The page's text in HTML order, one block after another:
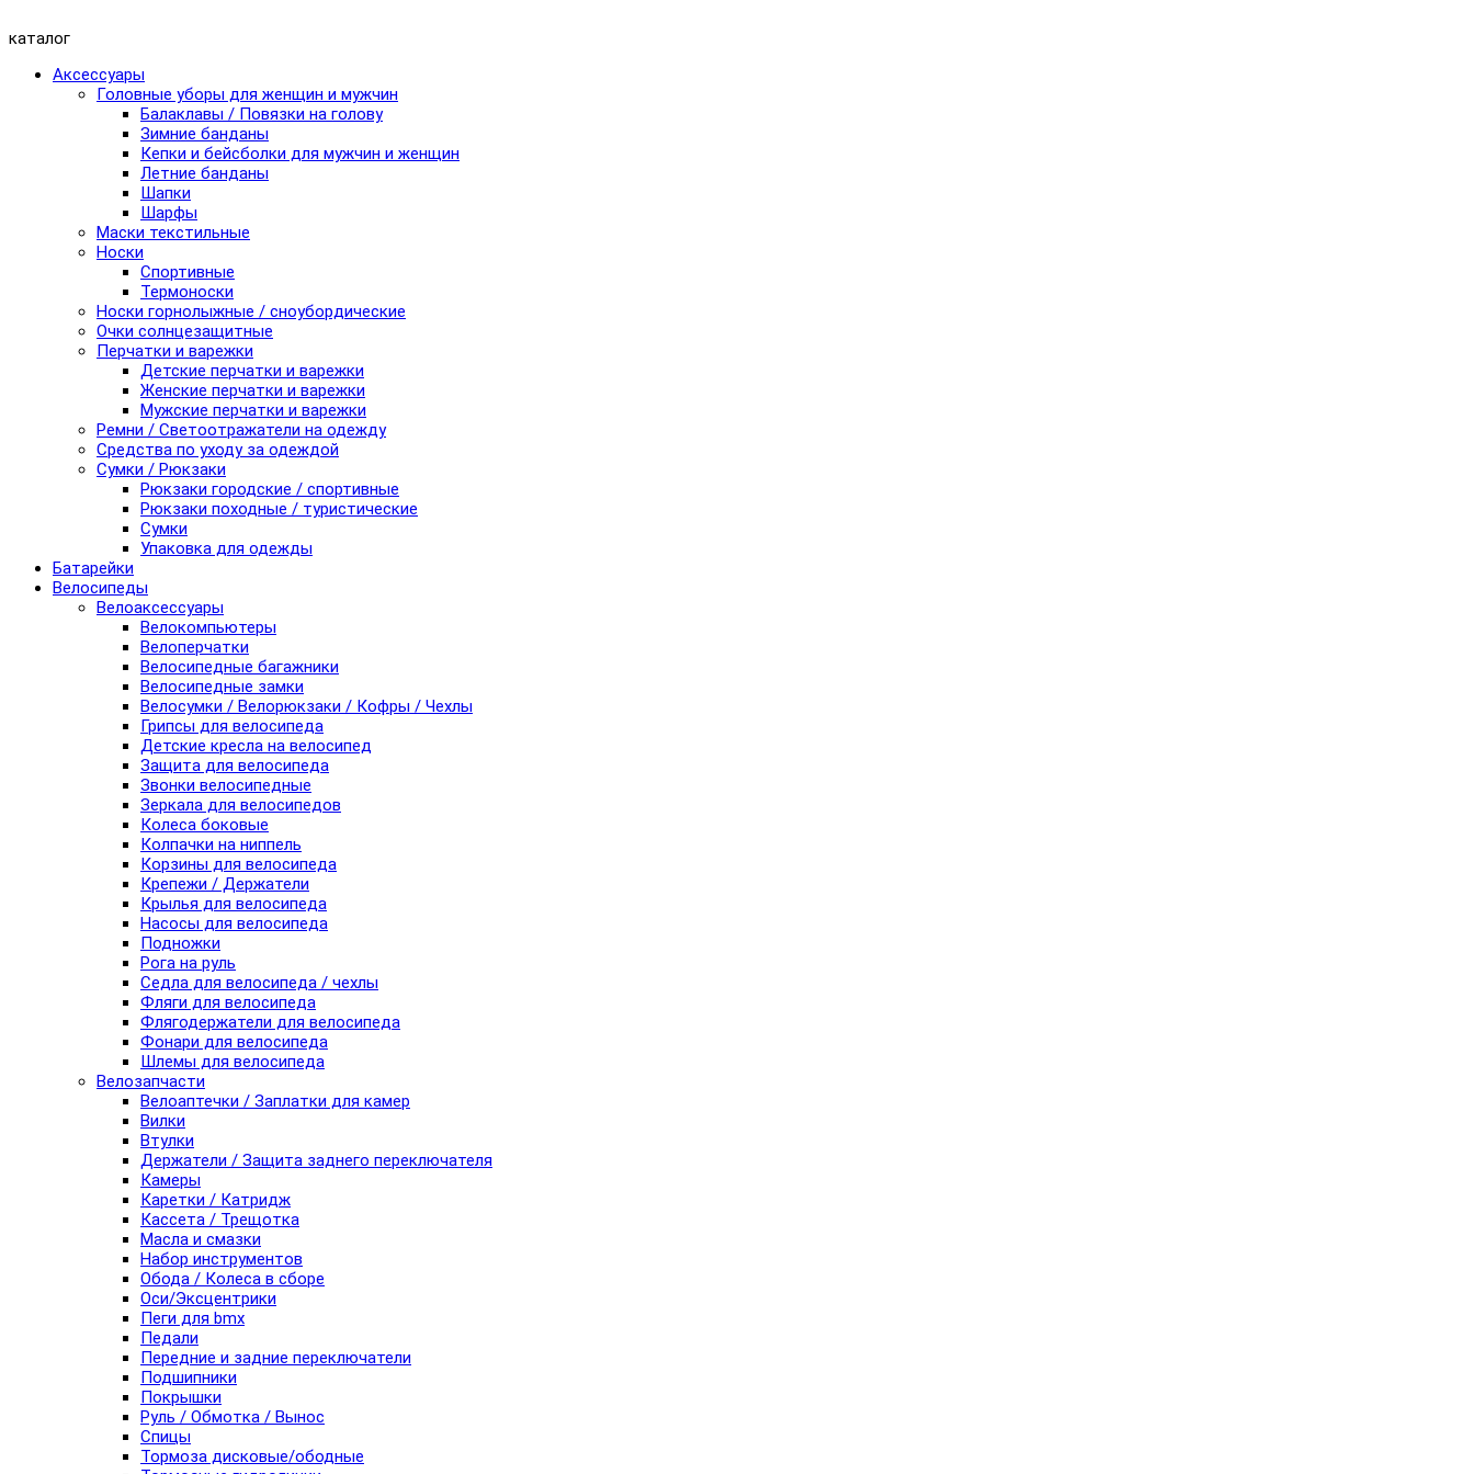
каталог
Аксессуары
Головные уборы для женщин и мужчин
Балаклавы / Повязки на голову
Зимние банданы
Кепки и бейсболки для мужчин и женщин
Летние банданы
Шапки
Шарфы
Маски текстильные
Носки
Спортивные
Термоноски
Носки горнолыжные / сноубордические
Очки солнцезащитные
Перчатки и варежки
Детские перчатки и варежки
Женские перчатки и варежки
Мужские перчатки и варежки
Ремни / Светоотражатели на одежду
Средства по уходу за одеждой
Сумки / Рюкзаки
Рюкзаки городские / спортивные
Рюкзаки походные / туристические
Сумки
Упаковка для одежды
Батарейки
Велосипеды
Велоаксессуары
Велокомпьютеры
Велоперчатки
Велосипедные багажники
Велосипедные замки
Велосумки / Велорюкзаки / Кофры / Чехлы
Грипсы для велосипеда
Детские кресла на велосипед
Защита для велосипеда
Звонки велосипедные
Зеркала для велосипедов
Колеса боковые
Колпачки на ниппель
Корзины для велосипеда
Крепежи / Держатели
Крылья для велосипеда
Насосы для велосипеда
Подножки
Рога на руль
Седла для велосипеда / чехлы
Фляги для велосипеда
Флягодержатели для велосипеда
Фонари для велосипеда
Шлемы для велосипеда
Велозапчасти
Велоаптечки / Заплатки для камер
Вилки
Втулки
Держатели / Защита заднего переключателя
Камеры
Каретки / Катридж
Кассета / Трещотка
Масла и смазки
Набор инструментов
Обода / Колеса в сборе
Оси/Эксцентрики
Пеги для bmx
Педали
Передние и задние переключатели
Подшипники
Покрышки
Руль / Обмотка / Вынос
Спицы
Тормоза дисковые/ободные